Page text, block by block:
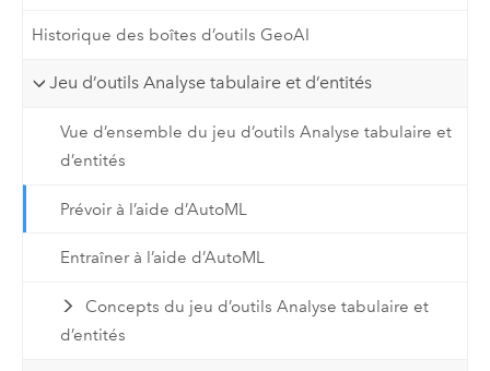
Historique des boîtes d’outils GeoAI
Jeu d’outils Analyse tabulaire et d’entités
Vue d’ensemble du jeu d’outils Analyse tabulaire et
d’entités
Prévoir à l’aide d’AutoML
Entraîner à l’aide d’AutoML
Concepts du jeu d’outils Analyse tabulaire et
d’entités